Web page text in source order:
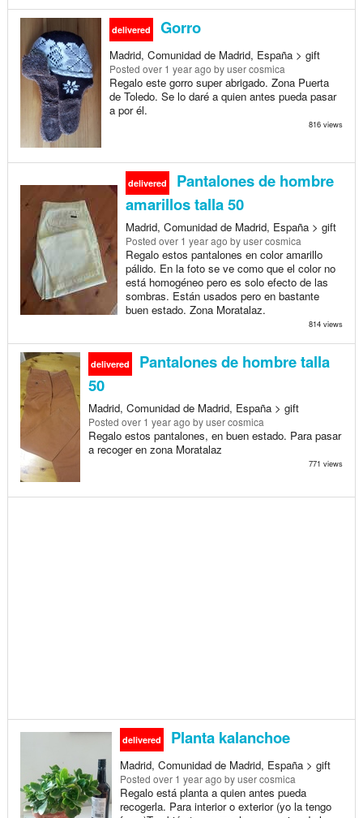
delivered Gorro
Madrid, Comunidad de Madrid, España > gift
Posted over 1 year ago by user cosmica
Regalo este gorro super abrigado. Zona Puerta
de Toledo. Se lo daré a quien antes pueda pasar
a por él.
816 views
delivered
Pantalones de hombre
amarillos talla 50
Madrid, Comunidad de Madrid, España > gift
Posted over 1 year ago by user cosmica
Regalo estos pantalones en color amarillo
pálido. En la foto se ve como que el color no
está homogéneo pero es solo efecto de las
sombras. Están usados pero en bastante
buen estado. Zona Moratalaz.
814 views
delivered
Pantalones de hombre talla
50
Madrid, Comunidad de Madrid, España > gift
Posted over 1 year ago by user cosmica
Regalo estos pantalones, en buen estado. Para pasar
a recoger en zona Moratalaz
771 views
delivered Planta kalanchoe
Madrid, Comunidad de Madrid, España > gift
Posted over 1 year ago by user cosmica
Regalo está planta a quien antes pueda
recogerla. Para interior o exterior (yo la tengo